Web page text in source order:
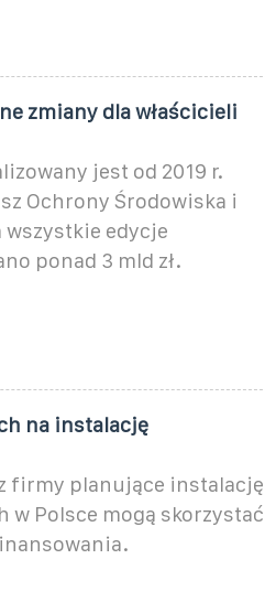
zmiany dla właścicieli
jest od 2019 r.
Ochrony Środowiska i
wszystkie edycje
ponad 3 mld zł.
na instalację
firmy planujące instalację
Polsce mogą skorzystać